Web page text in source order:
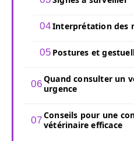
Interprétation des
Postures et
Quand consulter un
urgence
Conseils pour une
vétérinaire efficace